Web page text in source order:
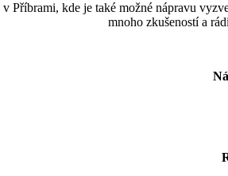
Příbrami, kde je také možné nápravu
mnoho zkušeností a